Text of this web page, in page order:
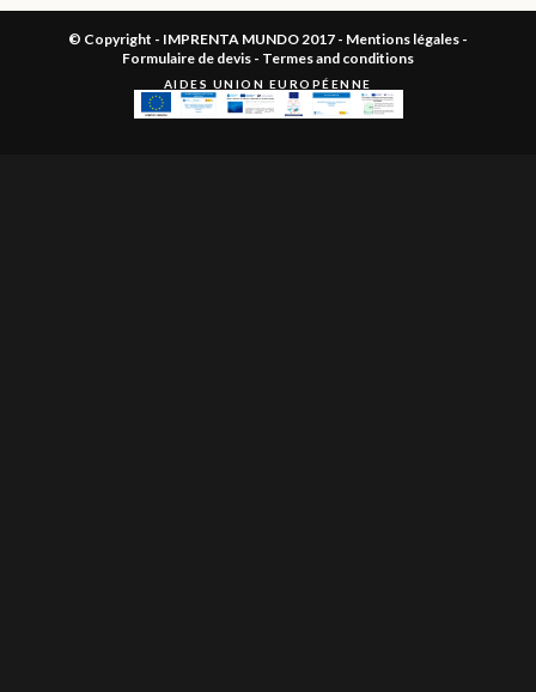
© Copyright - IMPRENTA MUNDO 2017 - Mentions légales -
Formulaire de devis - Termes and conditions
AIDES UNION EUROPÉENNE